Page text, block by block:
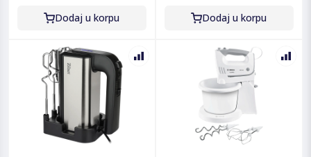
Dodaj u korpu Dodaj u korpu